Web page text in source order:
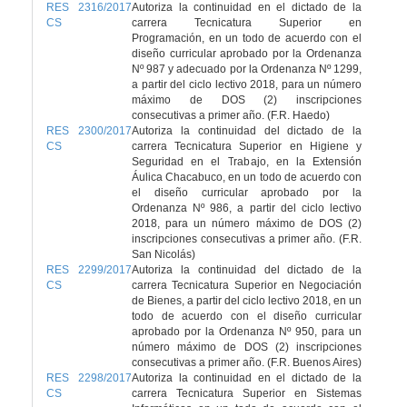
RES 2316/2017
CS
Autoriza la continuidad en el dictado de la
carrera Tecnicatura Superior en
Programación, en un todo de acuerdo con el
diseño curricular aprobado por la Ordenanza
Nº 987 y adecuado por la Ordenanza Nº 1299,
a partir del ciclo lectivo 2018, para un número
máximo de DOS (2) inscripciones
consecutivas a primer año. (F.R. Haedo)
RES 2300/2017
CS
Autoriza la continuidad del dictado de la
carrera Tecnicatura Superior en Higiene y
Seguridad en el Trabajo, en la Extensión
Áulica Chacabuco, en un todo de acuerdo con
el diseño curricular aprobado por la
Ordenanza Nº 986, a partir del ciclo lectivo
2018, para un número máximo de DOS (2)
inscripciones consecutivas a primer año. (F.R.
San Nicolás)
RES 2299/2017
CS
Autoriza la continuidad del dictado de la
carrera Tecnicatura Superior en Negociación
de Bienes, a partir del ciclo lectivo 2018, en un
todo de acuerdo con el diseño curricular
aprobado por la Ordenanza Nº 950, para un
número máximo de DOS (2) inscripciones
consecutivas a primer año. (F.R. Buenos Aires)
RES 2298/2017
CS
Autoriza la continuidad en el dictado de la
carrera Tecnicatura Superior en Sistemas